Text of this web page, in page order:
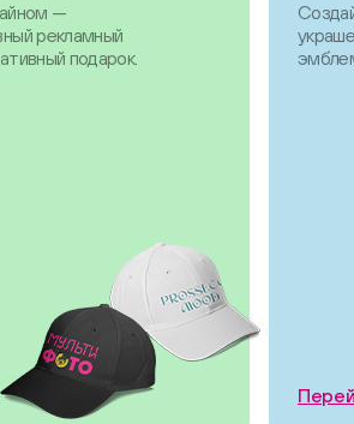
—
рекламный
подарок.